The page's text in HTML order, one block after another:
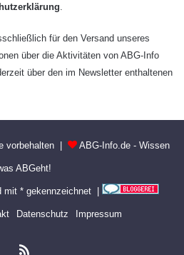
.
für den Versand unseres
über die Aktivitäten von ABG-Info
über den im Newsletter enthaltenen
vorbehalten | ABG-Info.de - Wissen
ABGeht!
mit * gekennzeichnet |
Datenschutz Impressum